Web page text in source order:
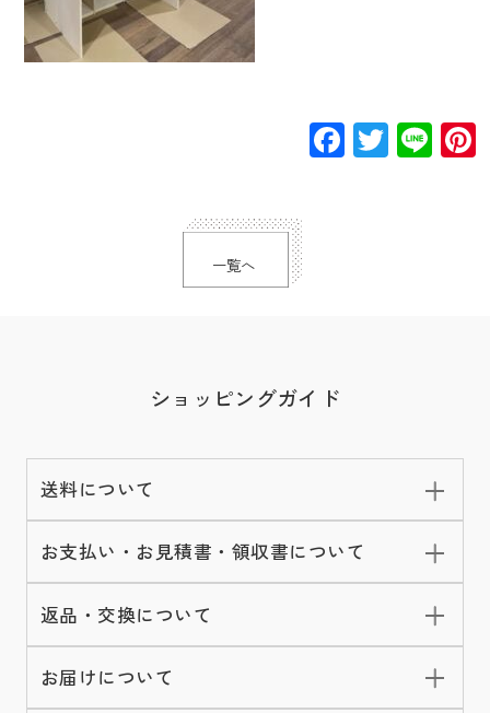
Facebook
一覧へ
ショッピングガイド
送料について
お支払い・お見積書・領収書について
返品・交換について
お届けについて